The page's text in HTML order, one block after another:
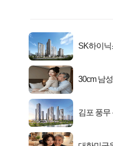
SK하이
30cm 남
김포 풍무